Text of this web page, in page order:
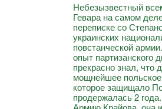
Небезызвестный
Гевара на самом
переписке со
украинских
повстанческой
опыт партизанского
прекрасно знал, что
мощнейшее
которое защищало
продержалась 2